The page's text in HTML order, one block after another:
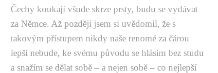
Čechy koukají všude skrze prsty, budu se vydávat
za Němce. Až později jsem si uvědomil, že s
takovým přístupem nikdy naše renomé za čárou
lepší nebude, ke svému původu se hlásím bez studu
a snažím se dělat sobě – a nejen sobě – co nejlepší